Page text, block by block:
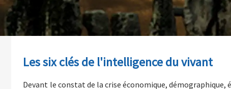
Les six clés de l'intelligence du vivant
Devant le constat de la crise économique,